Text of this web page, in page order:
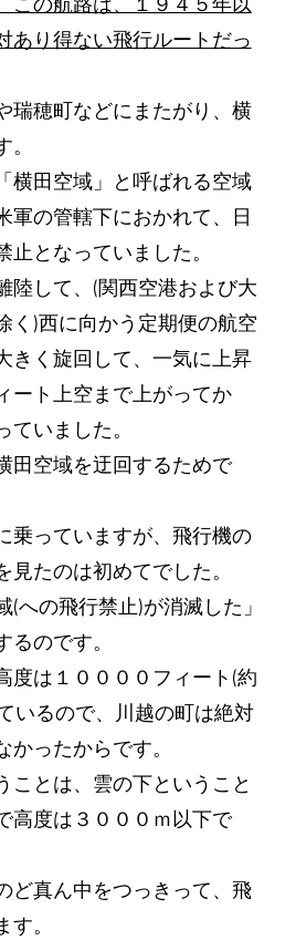
あり得ない飛行ルートだっ
瑞穂町などにまたがり、横
横田空域」と呼ばれる空域
軍の管轄下におかれて、日
となっていました。
陸して、(関西空港および大
く)西に向かう定期便の航空
きく旋回して、一気に上昇
ート上空まで上がってか
ていました。
田空域を迂回するためで
乗っていますが、飛行機の
見たのは初めてでした。
(への飛行禁止)が消滅した」
るのです。
度は１００００フィート(約
いるので、川越の町は絶対
ったからです。
ことは、雲の下ということ
高度は３０００ｍ以下で
ど真ん中をつっきって、飛
。